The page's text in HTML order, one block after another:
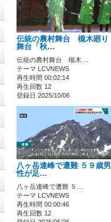
伝統の農村舞台 槻木廻り
舞台「秋…
伝統の農村舞台 槻木…
テーマ LCVNEWS
再生時間 00:02:14
再生回数 12
登録日 2025/10/06
八ヶ岳連峰で遭難 ５９歳男
性が足…
八ヶ岳連峰で遭難 ５…
テーマ LCVNEWS
再生時間 00:00:46
再生回数 12